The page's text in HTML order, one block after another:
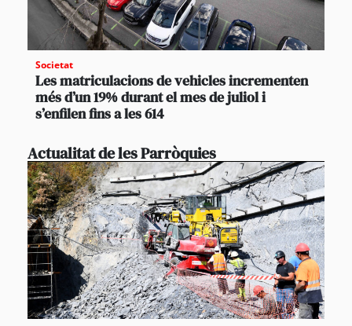
Societat
Les matriculacions de vehicles incrementen
més d’un 19% durant el mes de juliol i
s’enfilen fins a les 614
Actualitat de les Parròquies